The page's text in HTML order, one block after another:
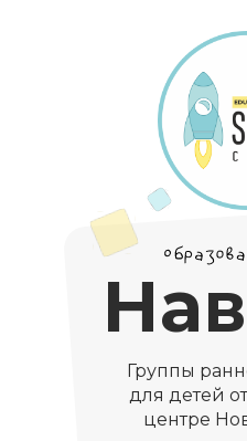
Группы
для детей
центре